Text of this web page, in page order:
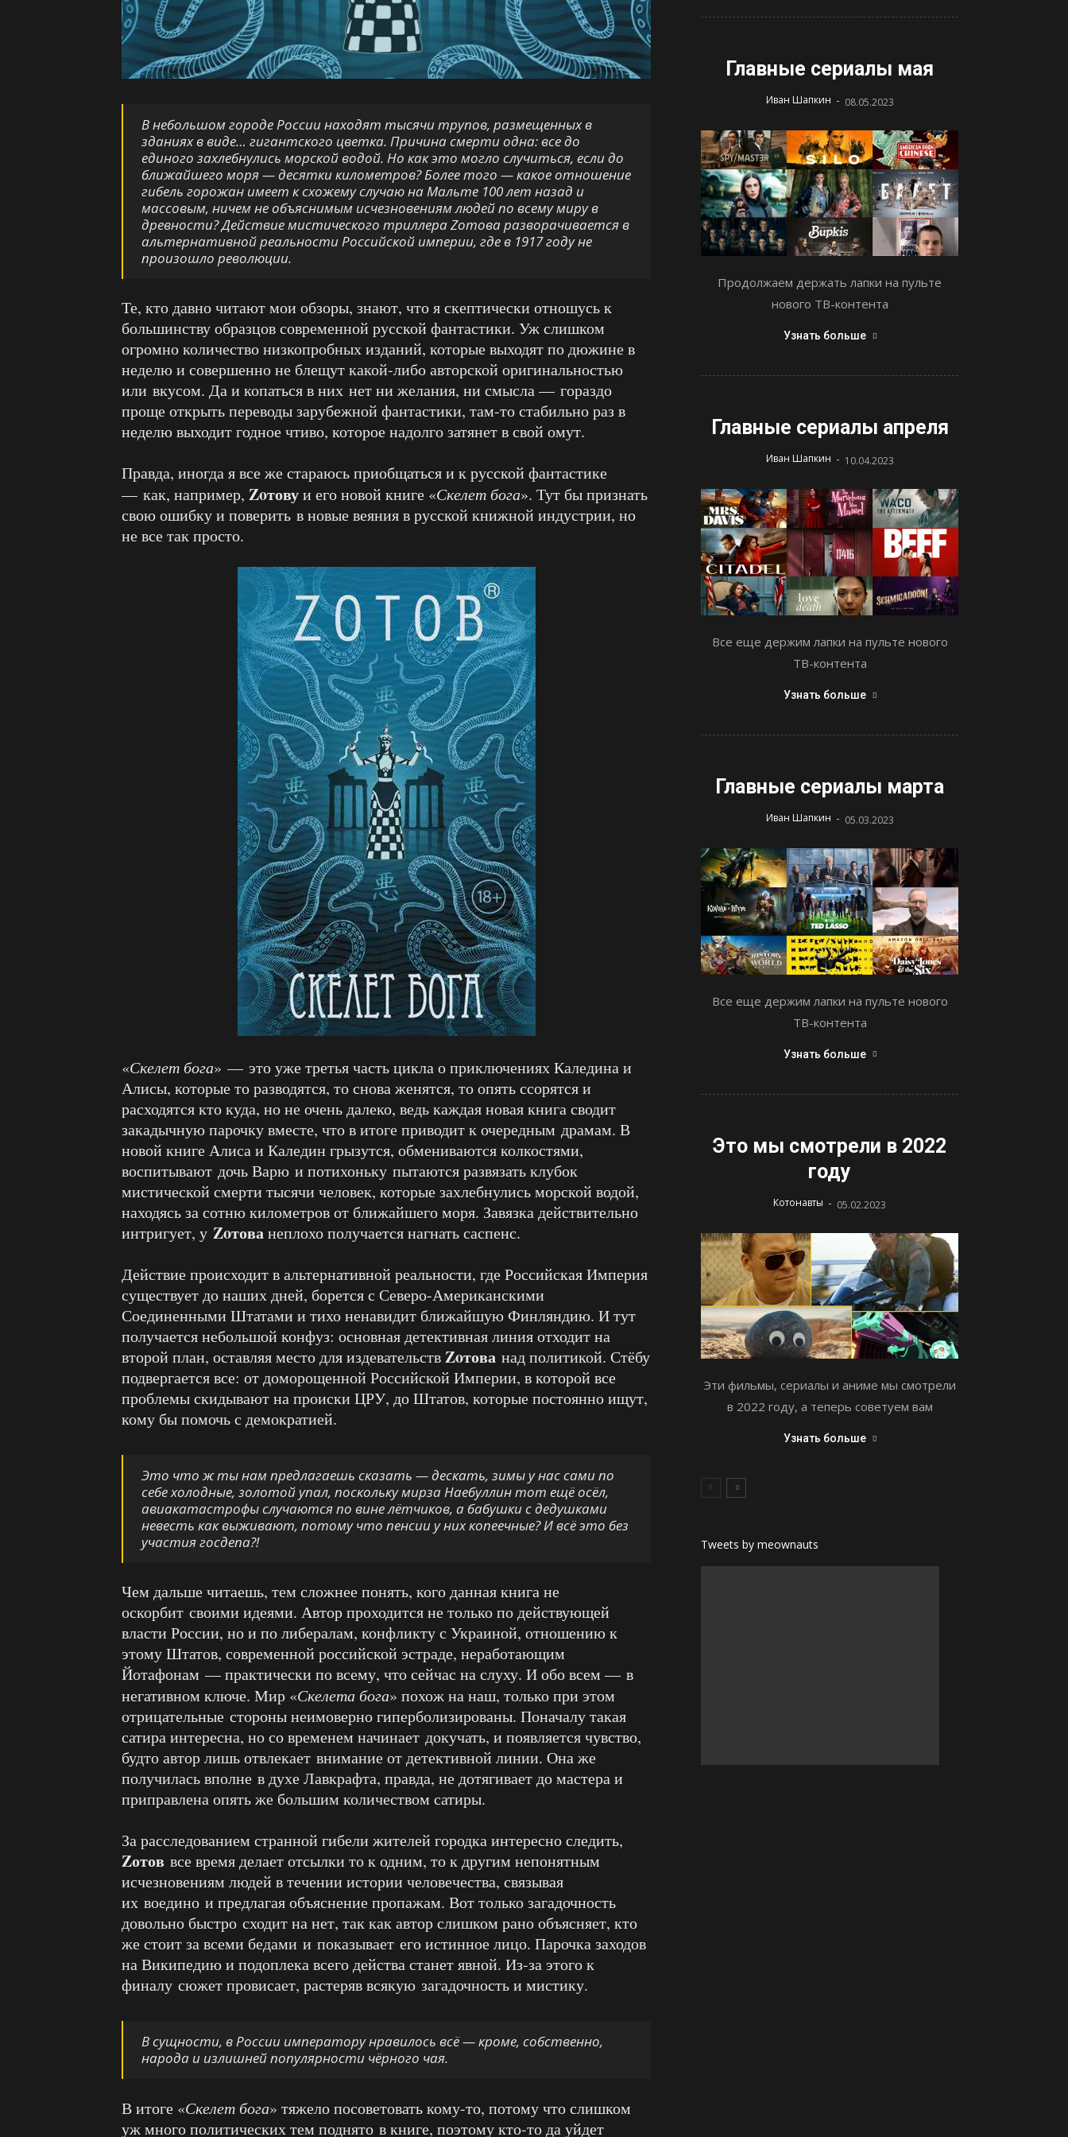
В небольшом городе России находят тысячи трупов, размещенных в
зданиях в виде… гигантского цветка. Причина смерти одна: все до
единого захлебнулись морской водой. Но как это могло случиться, если до
ближайшего моря — десятки километров? Более того — какое отношение
гибель горожан имеет к схожему случаю на Мальте 100 лет назад и
массовым, ничем не объяснимым исчезновениям людей по всему миру в
древности? Действие мистического триллера Zотова разворачивается в
альтернативной реальности Российской империи, где в 1917 году не
произошло революции.
Те, кто давно читают мои обзоры, знают, что я скептически отношусь к
большинству образцов современной русской фантастики. Уж слишком
огромно количество низкопробных изданий, которые выходят по дюжине в
неделю и совершенно не блещут какой-либо авторской оригинальностью
или вкусом. Да и копаться в них нет ни желания, ни смысла — гораздо
проще открыть переводы зарубежной фантастики, там-то стабильно раз в
неделю выходит годное чтиво, которое надолго затянет в свой омут.
Правда, иногда я все же стараюсь приобщаться и к русской фантастике
— как, например, Zoтовуи его новой книге «Скелет бога». Тут бы признать
свою ошибку и поверить в новые веяния в русской книжной индустрии, но
не все так просто.
«Скелет бога» — это уже третья часть цикла о приключениях Каледина и
Алисы, которые то разводятся, то снова женятся, то опять ссорятся и
расходятся кто куда, но не очень далеко, ведь каждая новая книга сводит
закадычную парочку вместе, что в итоге приводит к очередным драмам. В
новой книге Алиса и Каледин грызутся, обмениваются колкостями,
воспитывают дочь Варю и потихоньку пытаются развязать клубок
мистической смерти тысячи человек, которые захлебнулись морской водой,
находясь за сотню километров от ближайшего моря. Завязка действительно
интригует, у Zoтованеплохо получается нагнать саспенс.
Действие происходит в альтернативной реальности, где Российская Империя
существует до наших дней, борется с Северо-Американскими
Соединенными Штатами и тихо ненавидит ближайшую Финляндию. И тут
получается небольшой конфуз: основная детективная линия отходит на
второй план, оставляя место для издевательствZoтова над политикой. Стёбу
подвергается все: от доморощенной Российской Империи, в которой все
проблемы скидывают на происки ЦРУ, до Штатов, которые постоянно ищут,
кому бы помочь с демократией.
Это что ж ты нам предлагаешь сказать — дескать, зимы у нас сами по
себе холодные, золотой упал, поскольку мирза Наебуллин тот ещё осёл,
авиакатастрофы случаются по вине лётчиков, а бабушки с дедушками
невесть как выживают, потому что пенсии у них копеечные? И всё это без
участия госдепа?!
Чем дальше читаешь, тем сложнее понять, кого данная книга не
оскорбит своими идеями. Автор проходится не только по действующей
власти России, но и по либералам, конфликту с Украиной, отношению к
этому Штатов, современной российской эстраде, неработающим
Йотафонам — практически по всему, что сейчас на слуху. И обо всем — в
негативном ключе. Мир «Скелета бога» похож на наш, только при этом
отрицательные стороны неимоверно гиперболизированы. Поначалу такая
сатира интересна, но со временем начинает докучать, и появляется чувство,
будто автор лишь отвлекает внимание от детективной линии. Она же
получилась вполне в духе Лавкрафта, правда, не дотягивает до мастера и
приправлена опять же большим количеством сатиры.
За расследованием странной гибели жителей городка интересно следить,
Zотов все время делает отсылки то к одним, то к другим непонятным
исчезновениям людей в течении истории человечества, связывая
их воедино и предлагая объяснение пропажам. Вот только загадочность
довольно быстро сходит на нет, так как автор слишком рано объясняет, кто
же стоит за всеми бедами и показывает его истинное лицо. Парочка заходов
на Википедию и подоплека всего действа станет явной. Из-за этого к
финалу сюжет провисает, растеряв всякую загадочность и мистику.
В сущности, в России императору нравилось всё — кроме, собственно,
народа и излишней популярности чёрного чая.
В итоге «Скелет бога» тяжело посоветовать кому-то, потому что слишком
уж много политических тем поднято в книге, поэтому кто-то да уйдет
Главные сериалы мая
Иван Шапкин - 08.05.2023
Продолжаем держать лапки на пульте
нового ТВ-контента
Узнать больше
Главные сериалы апреля
Иван Шапкин - 10.04.2023
Все еще держим лапки на пульте нового
ТВ-контента
Узнать больше
Главные сериалы марта
Иван Шапкин - 05.03.2023
Все еще держим лапки на пульте нового
ТВ-контента
Узнать больше
Это мы смотрели в 2022
году
Котонавты - 05.02.2023
Эти фильмы, сериалы и аниме мы смотрели
в 2022 году, а теперь советуем вам
Узнать больше
Tweets by meownauts